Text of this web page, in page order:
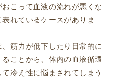
こって血液の流れが悪くな
れているケースがありま
筋力が低下したり日常的に
ことから、体内の血液循環
冷え性に悩まされてしまう